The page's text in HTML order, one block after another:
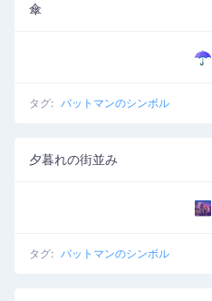
傘
☂️
タグ: バットマンのシンボル
夕暮れの街並み
🌆
タグ: バットマンのシンボル